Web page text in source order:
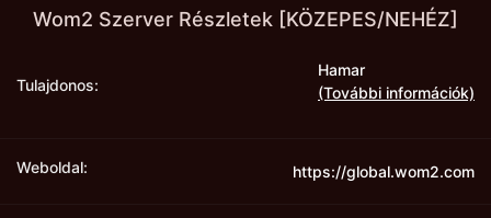
Wom2 Szerver Részletek [KÖZEPES/NEHÉZ]
Tulajdonos:
Hamar
(További információk)
Weboldal: https://global.wom2.com